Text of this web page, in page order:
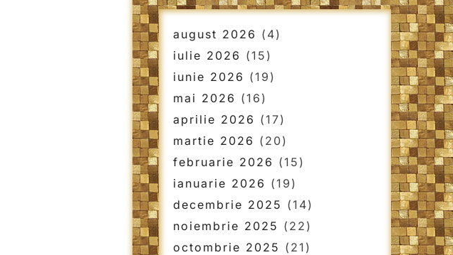
august 2026 (4)
iulie 2026 (15)
iunie 2026 (19)
mai 2026 (16)
aprilie 2026 (17)
martie 2026 (20)
februarie 2026 (15)
ianuarie 2026 (19)
decembrie 2025 (14)
noiembrie 2025 (22)
octombrie 2025 (21)